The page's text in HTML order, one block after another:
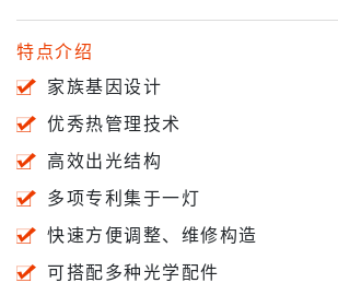
特点介绍
家族基因设计
优秀热管理技术
高效出光结构
多项专利集于一灯
快速方便调整、维修构造
可搭配多种光学配件